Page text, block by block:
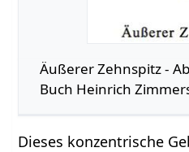
Äußerer Zehnspitz -
Buch Heinrich
Dieses konzentrische